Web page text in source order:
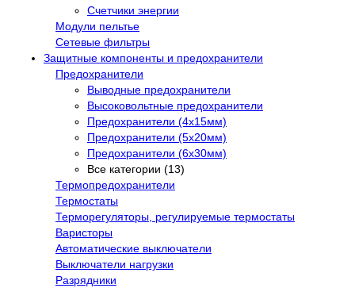
Счетчики энергии
Модули пельтье
Сетевые фильтры
Защитные компоненты и предохранители
Предохранители
Выводные предохранители
Высоковольтные предохранители
Предохранители (4х15мм)
Предохранители (5х20мм)
Предохранители (6х30мм)
Все категории (13)
Термопредохранители
Термостаты
Терморегуляторы, регулируемые термостаты
Варисторы
Автоматические выключатели
Выключатели нагрузки
Разрядники